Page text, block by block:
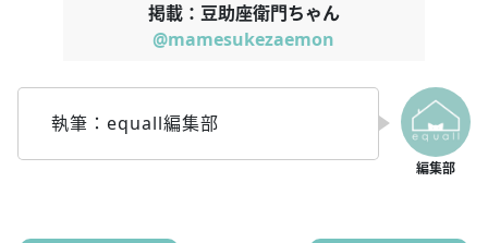
掲載：豆助座衛門ちゃん
@mamesukezaemon
執筆：equall編集部